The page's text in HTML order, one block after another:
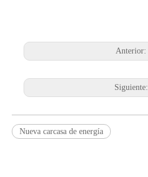
Anterior:
Siguiente:
Nueva carcasa de energía